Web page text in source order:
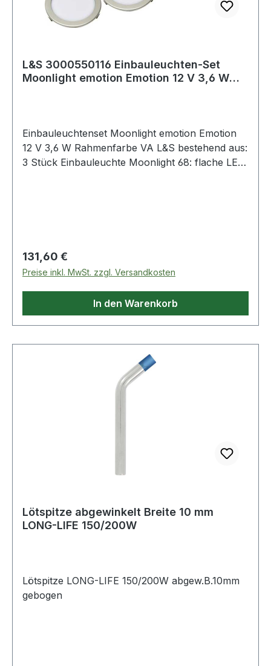
L&S 3000550116 Einbauleuchten-Set
Moonlight emotion Emotion 12 V 3,6 W
Einbauleuchtenset Moonlight emotion Emotion
12 V 3,6 W Rahmenfarbe VA L&S bestehend aus:
3 Stück Einbauleuchte Moonlight 68: flache LED
Regulärer Preis:
131,60 €
Preise inkl. MwSt. zzgl. Versandkosten
In den Warenkorb
Lötspitze abgewinkelt Breite 10 mm
LONG-LIFE 150/200W
Lötspitze LONG-LIFE 150/200W abgew.B.10mm
gebogen